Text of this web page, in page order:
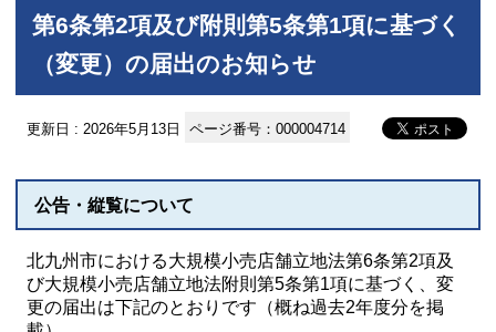
第6条第2項及び附則第5条第1項に基づく
（変更）の届出のお知らせ
更新日 : 2026年5月13日 ページ番号：000004714
公告・縦覧について
北九州市における大規模小売店舗立地法第6条第2項及
び大規模小売店舗立地法附則第5条第1項に基づく、変
更の届出は下記のとおりです（概ね過去2年度分を掲